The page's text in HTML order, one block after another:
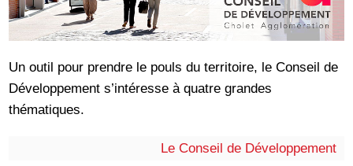
Un outil pour prendre le pouls du territoire, le Conseil de
Développement s’intéresse à quatre grandes
thématiques.
Le Conseil de Développement